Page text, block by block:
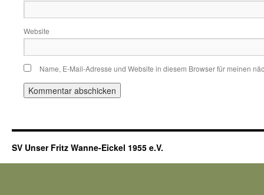
Website
Name, E-Mail-Adresse und Website in diesem Browser für meinen
SV Unser Fritz Wanne-Eickel 1955 e.V.